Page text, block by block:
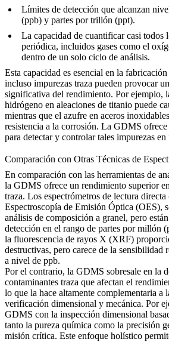
Límites de detección que alcanzan
(ppb) y partes por trillón (ppt).
La capacidad de cuantificar casi todos
periódica, incluidos gases como el
dentro de un solo ciclo de análisis.
Esta capacidad es esencial en la
incluso impurezas traza pueden provocar
significativa del rendimiento. Por ejemplo,
hidrógeno en aleaciones de titanio puede
mientras que el azufre en aceros
resistencia a la corrosión. La GDMS
para detectar y controlar tales impurezas
Comparación con Otras Técnicas de
En comparación con las herramientas de
la GDMS ofrece un rendimiento superior
traza. Los espectrómetros de lectura directa
Espectroscopía de Emisión Óptica (OES),
análisis de composición a granel, pero
detección en el rango de partes por millón
la fluorescencia de rayos X (XRF)
destructivas, pero carece de la sensibilidad
a nivel de ppb.
Por el contrario, la GDMS sobresale en la
contaminantes traza que afectan el
lo que la hace altamente complementaria a
verificación dimensional y mecánica. Por
GDMS con la inspección dimensional
tanto la pureza química como la precisión
misión crítica. Este enfoque holístico